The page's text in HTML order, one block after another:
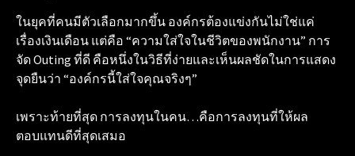
ในยุคที่คนมีตัวเลือกมากขึ้น องค์กรต้องแข่งกันไม่ใช่แค่
เรื่องเงินเดือน แต่คือ “ความใส่ใจในชีวิตของพนักงาน” การ
จัด Outing ที่ดี คือหนึ่งในวิธีที่ง่ายและเห็นผลชัดในการแสดง
จุดยืนว่า “องค์กรนี้ใส่ใจคุณจริงๆ”
เพราะท้ายที่สุด การลงทุนในคน…คือการลงทุนที่ให้ผล
ตอบแทนดีที่สุดเสมอ